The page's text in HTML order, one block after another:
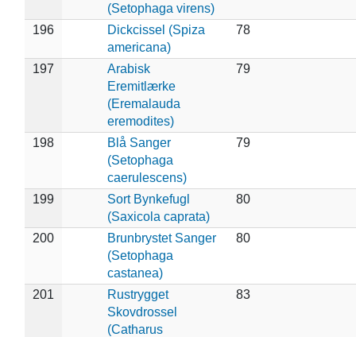
(Setophaga virens)
196
Dickcissel (Spiza
americana)
78
197
Arabisk
Eremitlærke
(Eremalauda
eremodites)
79
198
Blå Sanger
(Setophaga
caerulescens)
79
199
Sort Bynkefugl
(Saxicola caprata)
80
200
Brunbrystet Sanger
(Setophaga
castanea)
80
201
Rustrygget
Skovdrossel
(Catharus
83